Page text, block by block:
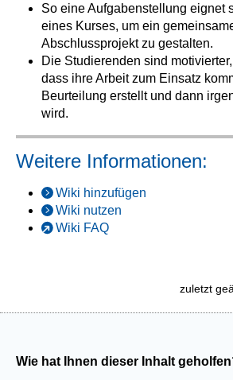
So eine Aufgabenstellung eignet
eines Kurses, um ein
Abschlussprojekt zu gestalten.
Die Studierenden sind
dass ihre Arbeit zum Einsatz
Beurteilung erstellt und dann
wird.
Weitere Informationen:
Wiki hinzufügen
Wiki nutzen
Wiki FAQ
zuletzt
Wie hat Ihnen dieser Inhalt